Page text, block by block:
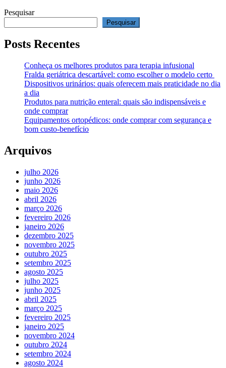
Pesquisar
Pesquisar
Posts Recentes
Conheça os melhores produtos para terapia infusional
Fralda geriátrica descartável: como escolher o modelo certo
Dispositivos urinários: quais oferecem mais praticidade no dia
a dia
Produtos para nutrição enteral: quais são indispensáveis e
onde comprar
Equipamentos ortopédicos: onde comprar com segurança e
bom custo-benefício
Arquivos
julho 2026
junho 2026
maio 2026
abril 2026
março 2026
fevereiro 2026
janeiro 2026
dezembro 2025
novembro 2025
outubro 2025
setembro 2025
agosto 2025
julho 2025
junho 2025
abril 2025
março 2025
fevereiro 2025
janeiro 2025
novembro 2024
outubro 2024
setembro 2024
agosto 2024